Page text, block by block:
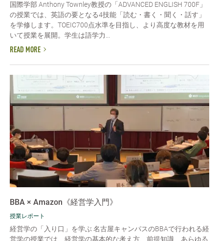
国際学部 Anthony Townley教授の「ADVANCED ENGLISH 700F」
の授業では、英語の要となる4技能「読む・書く・聞く・話す」
を学修します。TOEIC700点水準を目指し、より高度な教材を用
いて授業を展開。学生は語学力...
READ MORE
BBA × Amazon《経営学入門》
授業レポート
経営学の「入り口」を学ぶ 名古屋キャンパスのBBAで行われる経
営学の授業では、経営学の基本的な考え方、前提知識、あらゆる